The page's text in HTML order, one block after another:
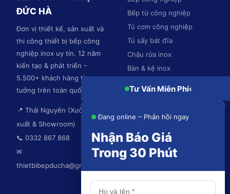
ĐỨC HÀ
Đơn vị thiết kế, sản xuất và
thi công thiết bị bếp công
nghiệp inox uy tín. 12 năm
kiến tạo & phát triển –
5.500+ khách hàng tin
tưởng trên toàn quốc.
📍 Thái Nguyên (Xưởng sản
xuất & Showroom)
📞 0332 867 868
✉
thietbibepducha@gmail.com
Bếp từ công nghiệp
Tủ cơm công nghiệp
Tủ sấy bát đĩa
Chậu rửa inox
Bàn & kệ inox
Tư Vấn Miễn Phí‹
Đang online – Phản hồi ngay
Nhận Báo Giá
Trong 30 Phút